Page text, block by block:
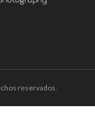
reservados.